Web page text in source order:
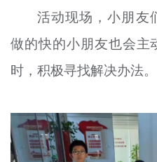
活动现场，小朋友
做的快的小朋友也会主
时，积极寻找解决办法。